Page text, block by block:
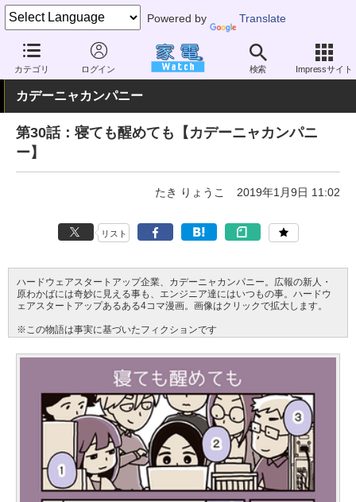
Powered by Translate
カテゴリ ログイン 検索 Impressサイト
家電 Watch その他・家電
カデーニャカンパニー
第30話：寝ても醒めても【カデーニャカンパニ
ー】
たき りょうこ 2019年1月9日 11:02
リスト
ハードウェアスタートアップ企業、カデーニャカンパニー。広報の新人・
原わかばには奇妙に見える事も、エンジニア達にはいつもの事。ハードウ
ェアスタートアップあるある4コマ漫画。画像はクリックで拡大します。
※この物語は事実に基づいたフィクションです